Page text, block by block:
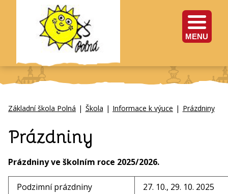
MENU
Základní škola Polná | Škola | Informace k výuce | Prázdniny
Prázdniny
Prázdniny ve školním roce 2025/2026.
Podzimní prázdniny
27. 10., 29. 10. 2025